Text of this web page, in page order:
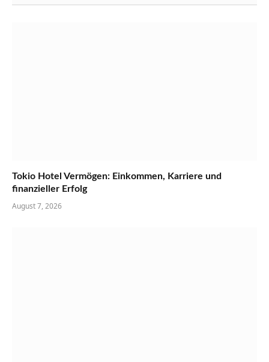
Tokio Hotel Vermögen: Einkommen, Karriere und
finanzieller Erfolg
August 7, 2026